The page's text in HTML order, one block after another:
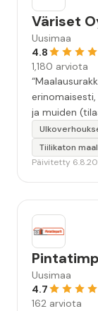
Väriset
Uusimaa
4.8
1,180 arviota
ja muiden
hyvä,
huolellisesti.
Tiilikaton
Päivitetty
Uusimaa
4.7
162 arviota